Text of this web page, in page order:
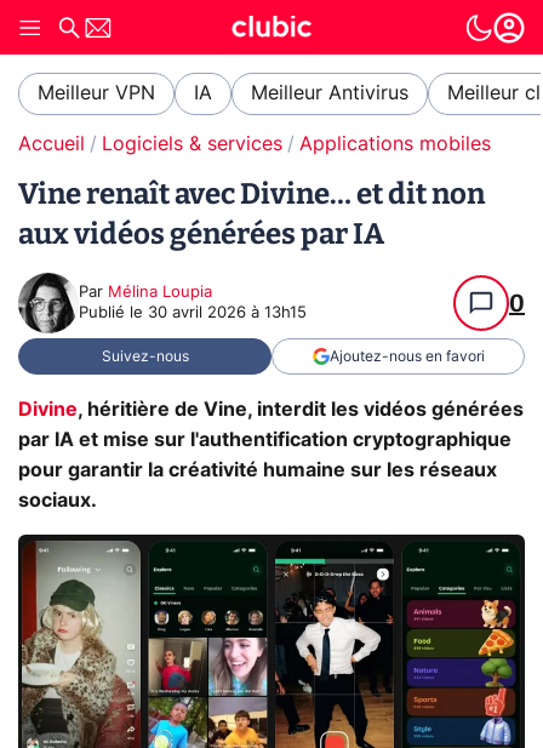
Meilleur VPN IA Meilleur Antivirus Meilleur
Accueil Logiciels & services Applications mobiles
Vine renaît avec Divine… et dit non
aux vidéos générées par IA
Par Mélina Loupia
Publié le 30 avril 2026 à 13h15 0
Suivez-nous Ajoutez-nous en favori
Divine, héritière de Vine, interdit les vidéos générées
par IA et mise sur l'authentification cryptographique
pour garantir la créativité humaine sur les réseaux
sociaux.